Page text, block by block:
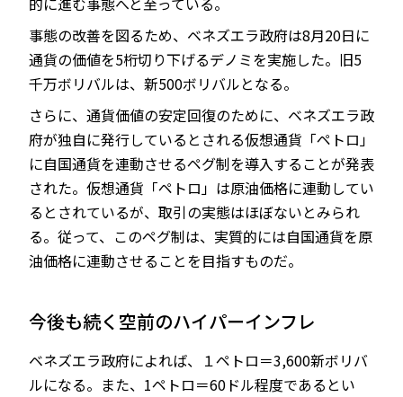
事態の改善を図るため、ベネズエラ政府は8月20日に
通貨の価値を5桁切り下げるデノミを実施した。旧5
千万ボリバルは、新500ボリバルとなる。
さらに、通貨価値の安定回復のために、ベネズエラ政
府が独自に発行しているとされる仮想通貨「ペトロ」
に自国通貨を連動させるペグ制を導入することが発表
された。仮想通貨「ペトロ」は原油価格に連動してい
るとされているが、取引の実態はほぼないとみられ
る。従って、このペグ制は、実質的には自国通貨を原
油価格に連動させることを目指すものだ。
今後も続く空前のハイパーインフレ
ベネズエラ政府によれば、１ペトロ＝3,600新ボリバ
ルになる。また、1ペトロ＝60ドル程度であるとい